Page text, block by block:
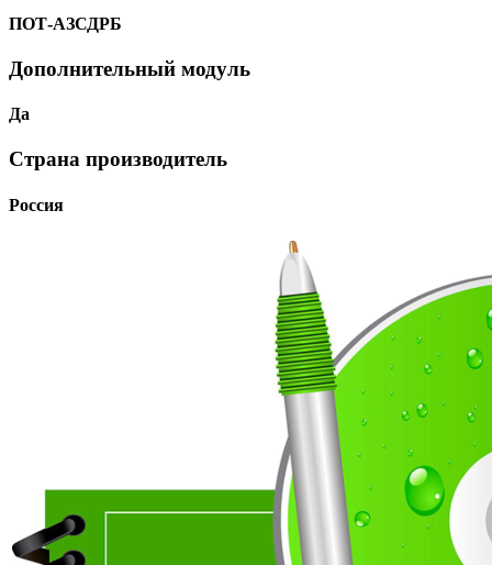
ПОТ-АЗСДРБ
Дополнительный модуль
Да
Страна производитель
Россия